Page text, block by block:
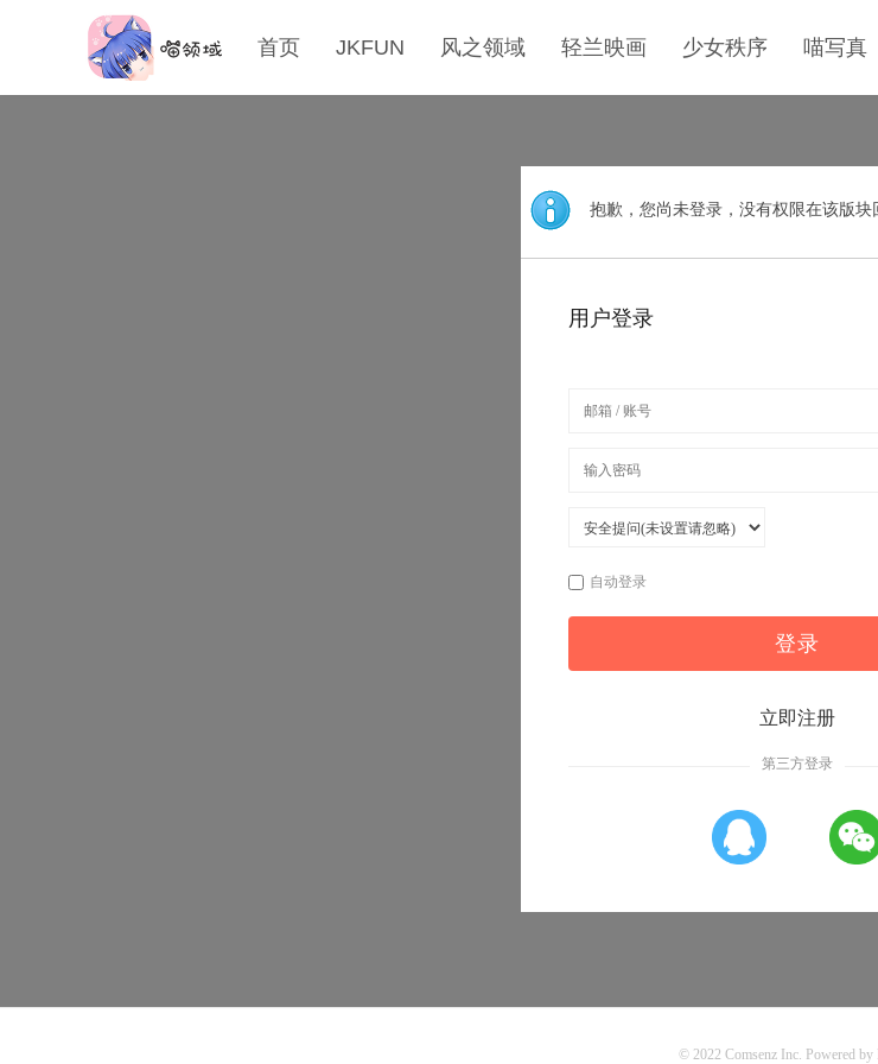
首页 JKFUN 风之领域 轻兰映画 少女秩序 喵写真
抱歉，您尚未登录，没有权限在该版块
用户登录
自动登录
登录
立即注册
第三方登录
© 2022 Comsenz Inc. Powered by